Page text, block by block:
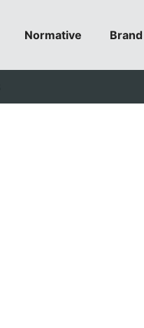
Normative Brand